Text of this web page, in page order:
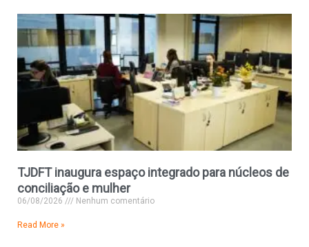
TJDFT inaugura espaço integrado para núcleos de
conciliação e mulher
06/08/2026 Nenhum comentário
Read More »